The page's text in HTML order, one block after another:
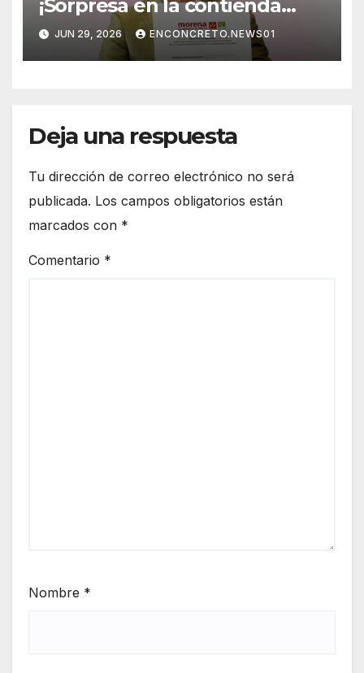
¡Sorpresa en la contienda
rumbo a 2027! Omar Del Valle
entra de última hora a la
carrera en Sonora
JUN 29, 2026 ENCONCRETO.NEWS01
Deja una respuesta
Tu dirección de correo electrónico no será
publicada. Los campos obligatorios están
marcados con *
Comentario *
Nombre *